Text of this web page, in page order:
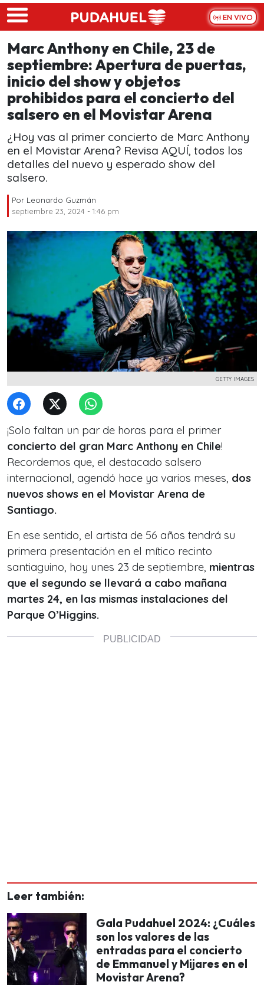
Skip to main content
EN VIVO
Marc Anthony en Chile, 23 de
septiembre: Apertura de puertas,
inicio del show y objetos
prohibidos para el concierto del
salsero en el Movistar Arena
¿Hoy vas al primer concierto de Marc Anthony
en el Movistar Arena? Revisa AQUÍ, todos los
detalles del nuevo y esperado show del
salsero.
Por Leonardo Guzmán
septiembre 23, 2024 - 1:46 pm
GETTY IMAGES
¡Solo faltan un par de horas para el primer
concierto del gran Marc Anthony en Chile!
Recordemos que, el destacado salsero
internacional, agendó hace ya varios meses, dos
nuevos shows en el Movistar Arena de
Santiago.
En ese sentido, el artista de 56 años tendrá su
primera presentación en el mítico recinto
santiaguino, hoy unes 23 de septiembre, mientras
que el segundo se llevará a cabo mañana
martes 24, en las mismas instalaciones del
Parque O’Higgins.
Leer también:
Gala Pudahuel 2024: ¿Cuáles
son los valores de las
entradas para el concierto
de Emmanuel y Mijares en el
Movistar Arena?